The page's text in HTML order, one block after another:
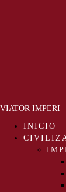
VIATOR IMPERI
INICIO